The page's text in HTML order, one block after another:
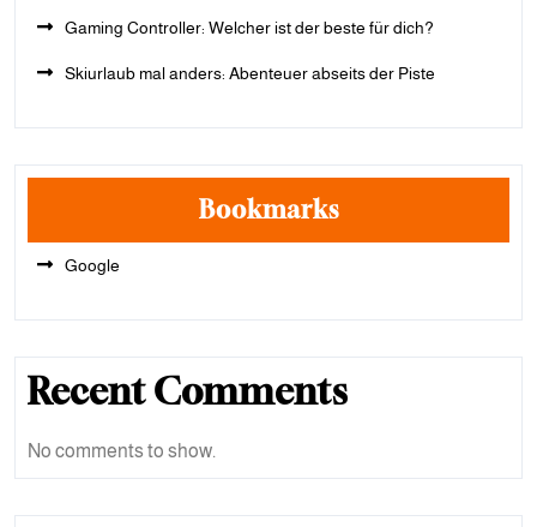
Gaming Controller: Welcher ist der beste für dich?
Skiurlaub mal anders: Abenteuer abseits der Piste
Bookmarks
Google
Recent Comments
No comments to show.